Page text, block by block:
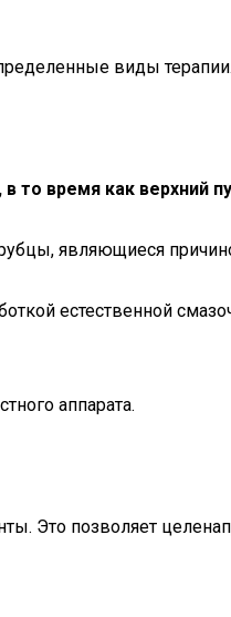
виды терапии.
то время как верхний
являющиеся
естественной
аппарата.
Это позволяет